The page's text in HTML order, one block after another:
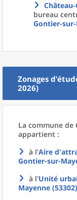
bureau
Gontier-
Zonages
2026)
La commune de
appartient :
à l'Aire
Gontier-sur-
à l'Unité
Mayenne (53302)